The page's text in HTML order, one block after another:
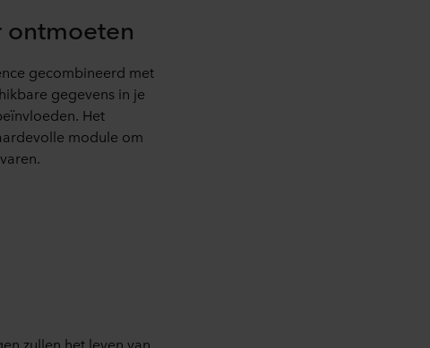
ontmoeten
gecombineerd met
gegevens in je
Het
module om
zullen het leven van